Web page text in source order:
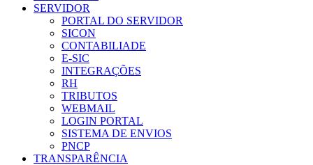
SERVIDOR
PORTAL DO SERVIDOR
SICON
CONTABILIADE
E-SIC
INTEGRAÇÕES
RH
TRIBUTOS
WEBMAIL
LOGIN PORTAL
SISTEMA DE ENVIOS
PNCP
TRANSPARÊNCIA